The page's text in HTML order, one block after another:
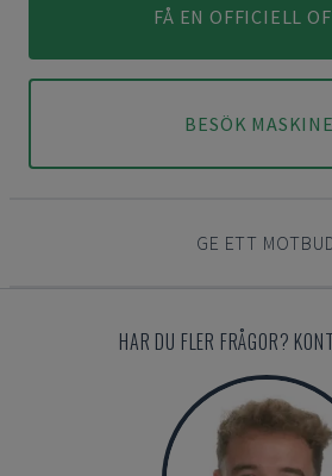
FÅ EN OFFICIELL
BESÖK
GE ETT
HAR DU FLER FRÅGOR?